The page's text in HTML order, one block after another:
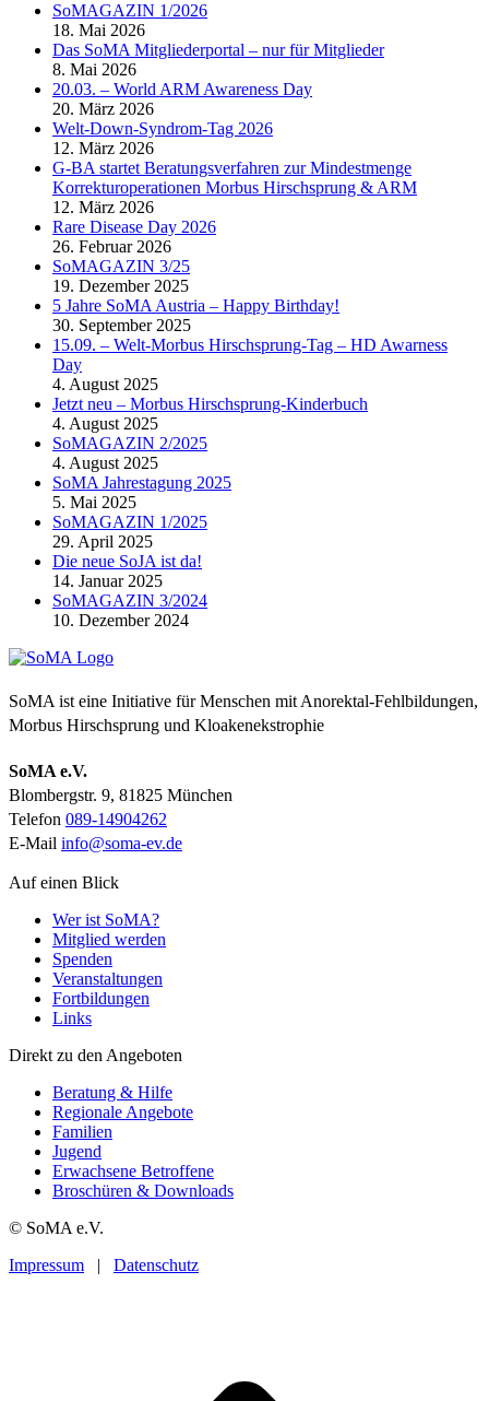
SoMAGAZIN 1/2026
18. Mai 2026
Das SoMA Mitgliederportal – nur für Mitglieder
8. Mai 2026
20.03. – World ARM Awareness Day
20. März 2026
Welt-Down-Syndrom-Tag 2026
12. März 2026
G-BA startet Beratungsverfahren zur Mindestmenge
Korrekturoperationen Morbus Hirschsprung & ARM
12. März 2026
Rare Disease Day 2026
26. Februar 2026
SoMAGAZIN 3/25
19. Dezember 2025
5 Jahre SoMA Austria – Happy Birthday!
30. September 2025
15.09. – Welt-Morbus Hirschsprung-Tag – HD Awarness
Day
4. August 2025
Jetzt neu – Morbus Hirschsprung-Kinderbuch
4. August 2025
SoMAGAZIN 2/2025
4. August 2025
SoMA Jahrestagung 2025
5. Mai 2025
SoMAGAZIN 1/2025
29. April 2025
Die neue SoJA ist da!
14. Januar 2025
SoMAGAZIN 3/2024
10. Dezember 2024
SoMA ist eine Initiative für Menschen mit Anorektal-Fehlbildungen,
Morbus Hirschsprung und Kloakenekstrophie
SoMA e.V.
Blombergstr. 9, 81825 München
Telefon 089-14904262
E-Mail info@soma-ev.de
Auf einen Blick
Wer ist SoMA?
Mitglied werden
Spenden
Veranstaltungen
Fortbildungen
Links
Direkt zu den Angeboten
Beratung & Hilfe
Regionale Angebote
Familien
Jugend
Erwachsene Betroffene
Broschüren & Downloads
© SoMA e.V.
Impressum | Datenschutz